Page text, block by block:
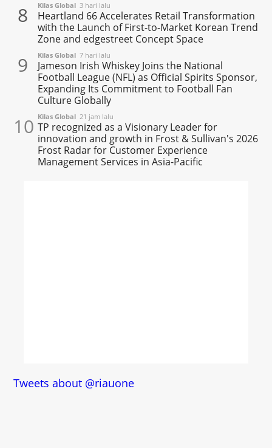
8 Kilas Global 3 hari lalu
Heartland 66 Accelerates Retail Transformation
with the Launch of First-to-Market Korean Trend
Zone and edgestreet Concept Space
9 Kilas Global 7 hari lalu
Jameson Irish Whiskey Joins the National
Football League (NFL) as Official Spirits Sponsor,
Expanding Its Commitment to Football Fan
Culture Globally
10 Kilas Global 21 jam lalu
TP recognized as a Visionary Leader for
innovation and growth in Frost & Sullivan's 2026
Frost Radar for Customer Experience
Management Services in Asia-Pacific
Tweets about @riauone